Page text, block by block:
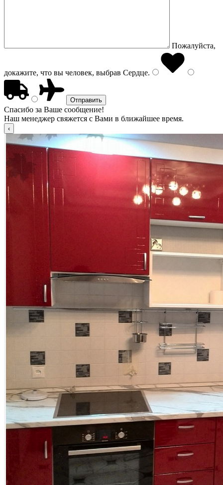
Пожалуйста,
докажите, что вы человек, выбрав Сердце.
Спасибо за Ваше сообщение!
Наш менеджер свяжется с Вами в ближайшее время.